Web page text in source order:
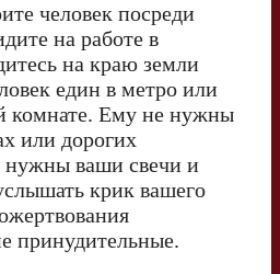
человек посреди
на работе в
на краю земли
един в метро или
комнате. Ему не нужны
или дорогих
ваши свечи и
крик вашего
принудительные.